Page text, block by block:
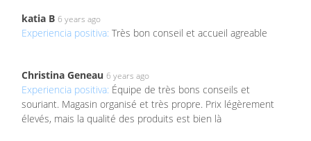
katia B 6 years ago
Experiencia positiva: Très bon conseil et accueil agreable
Christina Geneau 6 years ago
Experiencia positiva: Équipe de très bons conseils et
souriant. Magasin organisé et très propre. Prix légèrement
élevés, mais la qualité des produits est bien là